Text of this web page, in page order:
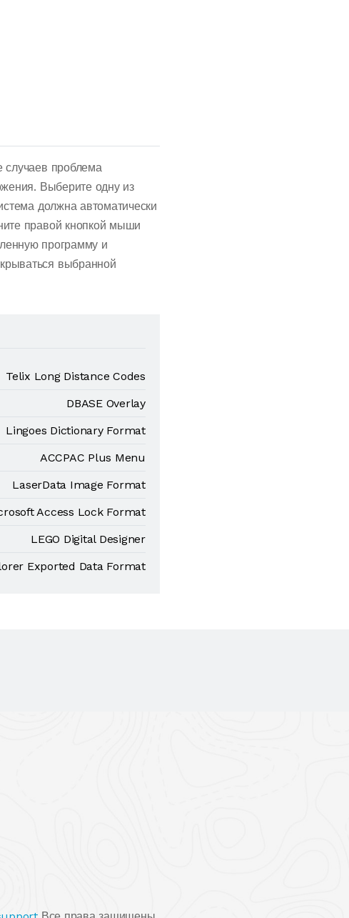
случаев проблема
Выберите одну из
должна автоматически
правой кнопкой мыши
программу и
выбранной
Telix Long Distance Codes
DBASE Overlay
Lingoes Dictionary Format
ACCPAC Plus Menu
LaserData Image Format
Access Lock Format
LEGO Digital Designer
Exported Data Format